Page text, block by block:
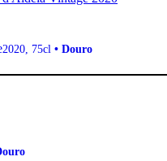
2020, 75cl • Douro